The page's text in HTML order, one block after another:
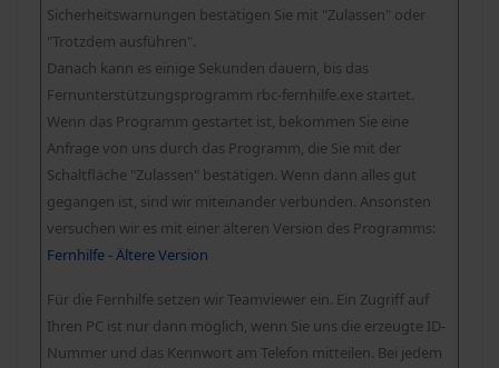
Sicherheitswarnungen bestätigen Sie mit "Zulassen" oder
"Trotzdem ausführen".
Danach kann es einige Sekunden dauern, bis das
Fernunterstützungsprogramm rbc-fernhilfe.exe startet.
Wenn das Programm gestartet ist, bekommen Sie eine
Anfrage von uns durch das Programm, die Sie mit der
Schaltfläche "Zulassen" bestätigen. Wenn dann alles gut
gegangen ist, sind wir miteinander verbunden. Ansonsten
versuchen wir es mit einer älteren Version des Programms:
Fernhilfe - Ältere Version
Für die Fernhilfe setzen wir Teamviewer ein. Ein Zugriff auf
Ihren PC ist nur dann möglich, wenn Sie uns die erzeugte ID-
Nummer und das Kennwort am Telefon mitteilen. Bei jedem